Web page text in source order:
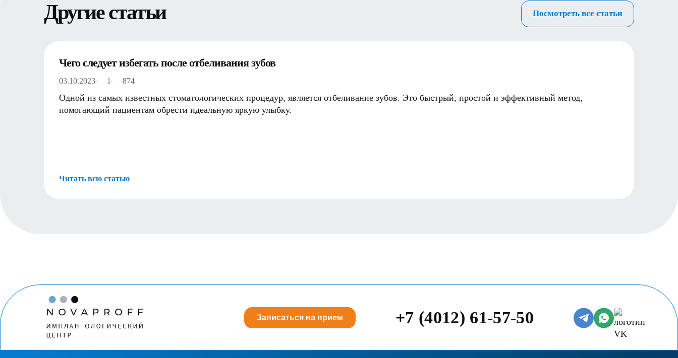
Другие статьи Посмотреть все статьи
Чего следует избегать после отбеливания зубов
03.10.2023 1 874
Одной из самых известных стоматологических процедур, является отбеливание зубов. Это быстрый, простой и эффективный метод,
помогающий пациентам обрести идеальную яркую улыбку.
Читать всю статью
Записаться на прием +7 (4012) 61-57-50